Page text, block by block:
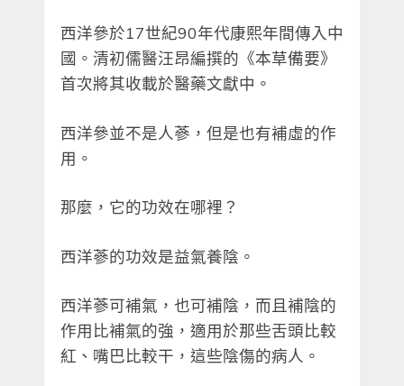
西洋參於17世紀90年代康熙年間傳入中
國。清初儒醫汪昂編撰的《本草備要》
首次將其收載於醫藥文獻中。
西洋參並不是人蔘，但是也有補虛的作
用。
那麼，它的功效在哪裡？
西洋蔘的功效是益氣養陰。
西洋蔘可補氣，也可補陰，而且補陰的
作用比補氣的強，適用於那些舌頭比較
紅、嘴巴比較干，這些陰傷的病人。